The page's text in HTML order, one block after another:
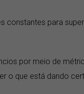
constantes para
por meio de
o que está dando